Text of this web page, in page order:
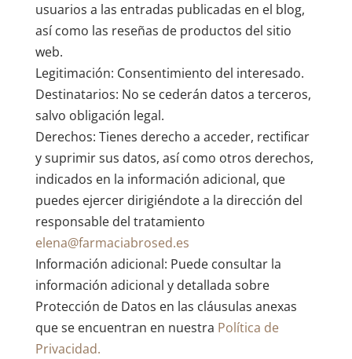
usuarios a las entradas publicadas en el blog,
así como las reseñas de productos del sitio
web.
Legitimación: Consentimiento del interesado.
Destinatarios: No se cederán datos a terceros,
salvo obligación legal.
Derechos: Tienes derecho a acceder, rectificar
y suprimir sus datos, así como otros derechos,
indicados en la información adicional, que
puedes ejercer dirigiéndote a la dirección del
responsable del tratamiento
elena@farmaciabrosed.es
Información adicional: Puede consultar la
información adicional y detallada sobre
Protección de Datos en las cláusulas anexas
que se encuentran en nuestra Política de
Privacidad.